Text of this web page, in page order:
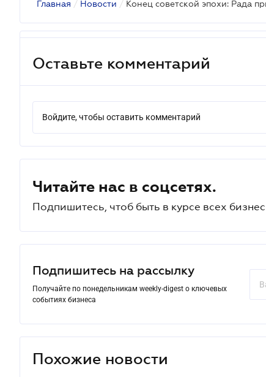
Главная / Новости / Конец советской эпохи: Рада
Оставьте комментарий
Войдите, чтобы оставить комментарий
Читайте нас в соцсетях.
Подпишитесь, чтоб быть в курсе всех
Подпишитесь на рассылку
Получайте по понедельникам weekly-digest о ключевых
событиях бизнеса
Похожие новости